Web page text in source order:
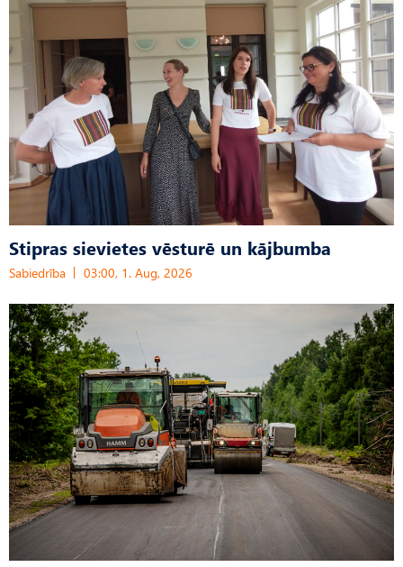
Stipras sievietes vēsturē un kājbumba
Sabiedrība 03:00, 1. Aug, 2026